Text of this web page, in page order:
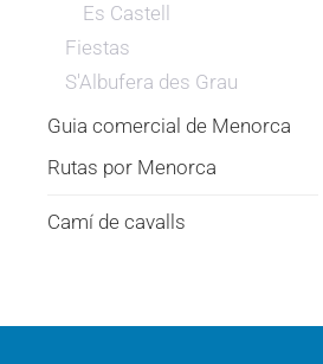
Es Castell
Fiestas
S'Albufera des Grau
Guia comercial de Menorca
Rutas por Menorca
Camí de cavalls